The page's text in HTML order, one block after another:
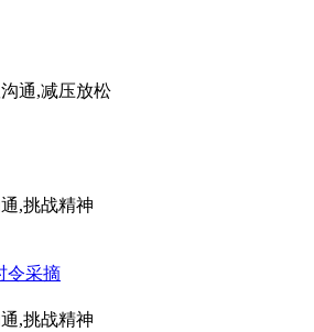
通,减压放松
,挑战精神
令采摘
,挑战精神